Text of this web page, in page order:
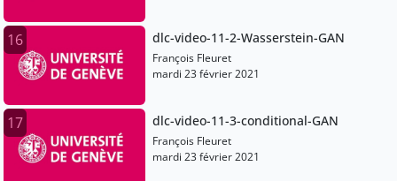
16 dlc-video-11-2-Wasserstein-GAN
François Fleuret
mardi 23 février 2021
17 dlc-video-11-3-conditional-GAN
François Fleuret
mardi 23 février 2021